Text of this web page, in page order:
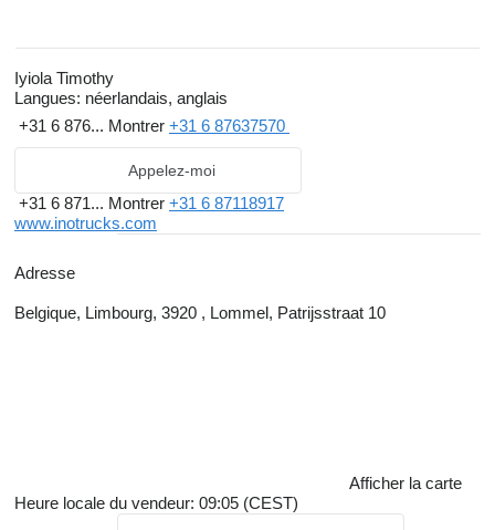
Iyiola Timothy
Langues: néerlandais, anglais
+31 6 876... Montrer +31 6 87637570
Appelez-moi
+31 6 871... Montrer +31 6 87118917
www.inotrucks.com
Adresse
Belgique, Limbourg, 3920 , Lommel, Patrijsstraat 10
Afficher la carte
Heure locale du vendeur: 09:05 (CEST)